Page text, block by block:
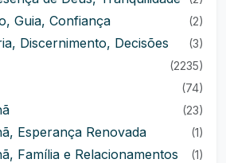
Guia, Confiança (2)
Discernimento, Decisões (3)
(2235)
(74)
(23)
Esperança Renovada (1)
Família e Relacionamentos (1)